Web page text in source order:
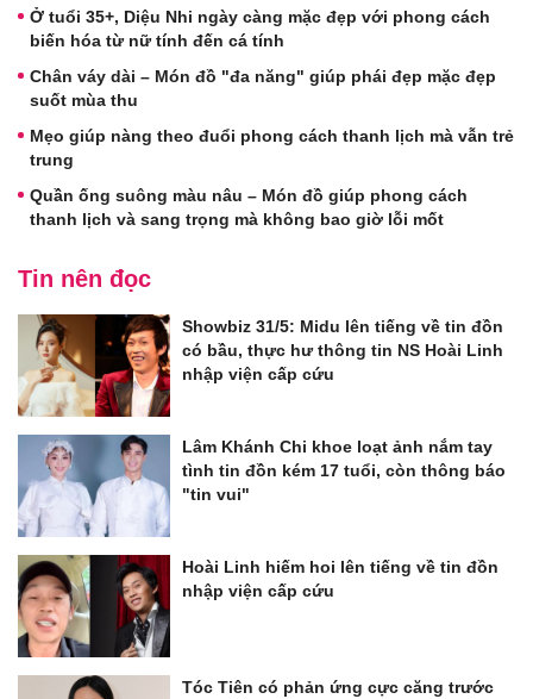
Ở tuổi 35+, Diệu Nhi ngày càng mặc đẹp với phong cách
biến hóa từ nữ tính đến cá tính
Chân váy dài – Món đồ "đa năng" giúp phái đẹp mặc đẹp
suốt mùa thu
Mẹo giúp nàng theo đuổi phong cách thanh lịch mà vẫn trẻ
trung
Quần ống suông màu nâu – Món đồ giúp phong cách
thanh lịch và sang trọng mà không bao giờ lỗi mốt
Tin nên đọc
Showbiz 31/5: Midu lên tiếng về tin đồn
có bầu, thực hư thông tin NS Hoài Linh
nhập viện cấp cứu
Lâm Khánh Chi khoe loạt ảnh nắm tay
tình tin đồn kém 17 tuổi, còn thông báo
"tin vui"
Hoài Linh hiếm hoi lên tiếng về tin đồn
nhập viện cấp cứu
Tóc Tiên có phản ứng cực căng trước